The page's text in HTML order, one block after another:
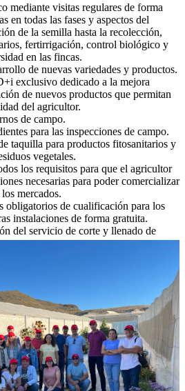
mediante visitas regulares de forma
en todas las fases y aspectos del
de la semilla hasta la recolección,
fertirrigación, control biológico y
en las fincas.
de nuevas variedades y productos.
exclusivo dedicado a la mejora
de nuevos productos que permitan
del agricultor.
de campo.
para las inspecciones de campo.
taquilla para productos fitosanitarios y
vegetales.
los requisitos para que el agricultor
necesarias para poder comercializar
mercados.
obligatorios de cualificación para los
instalaciones de forma gratuita.
del servicio de corte y llenado de